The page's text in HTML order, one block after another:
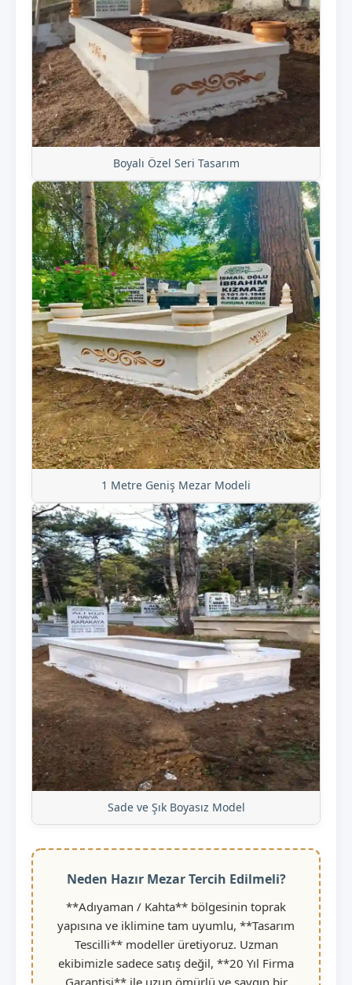
Boyalı Özel Seri Tasarım
1 Metre Geniş Mezar Modeli
Sade ve Şık Boyasız Model
Neden Hazır Mezar Tercih Edilmeli?
**Adıyaman / Kahta** bölgesinin toprak
yapısına ve iklimine tam uyumlu, **Tasarım
Tescilli** modeller üretiyoruz. Uzman
ekibimizle sadece satış değil, **20 Yıl Firma
Garantisi** ile uzun ömürlü ve saygın bir